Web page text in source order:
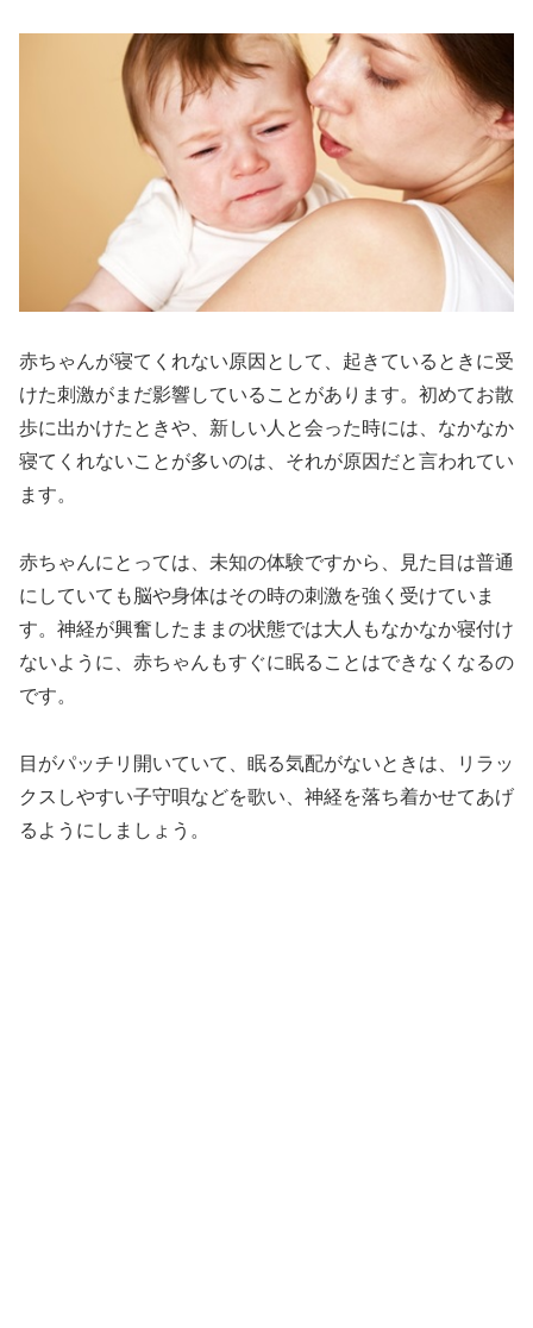
赤ちゃんが寝てくれない原因として、起きているときに受
けた刺激がまだ影響していることがあります。初めてお散
歩に出かけたときや、新しい人と会った時には、なかなか
寝てくれないことが多いのは、それが原因だと言われてい
ます。
赤ちゃんにとっては、未知の体験ですから、見た目は普通
にしていても脳や身体はその時の刺激を強く受けていま
す。神経が興奮したままの状態では大人もなかなか寝付け
ないように、赤ちゃんもすぐに眠ることはできなくなるの
です。
目がパッチリ開いていて、眠る気配がないときは、リラッ
クスしやすい子守唄などを歌い、神経を落ち着かせてあげ
るようにしましょう。